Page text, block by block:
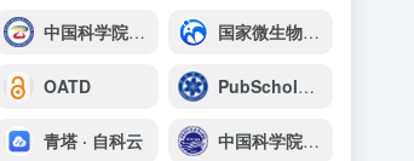
中国科学院西北高原生物研究所 国家微生物科学数据中心
OATD PubScholar公益学术平台
青塔 · 自科云 中国科学院海洋研究所